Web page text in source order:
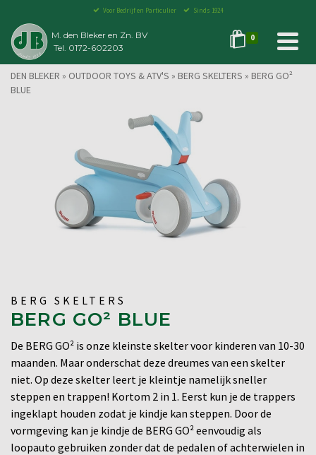
Voor Bedrijf en Particulier Sinds 1924
M. den Bleker en Zn. BV
Tel. 0172-602203
0
DEN BLEKER » OUTDOOR TOYS & ATV'S » BERG SKELTERS » BERG GO²
BLUE
BERG SKELTERS
BERG GO² BLUE
De BERG GO² is onze kleinste skelter voor kinderen van 10-30
maanden. Maar onderschat deze dreumes van een skelter
niet. Op deze skelter leert je kleintje namelijk sneller
steppen en trappen! Kortom 2 in 1. Eerst kun je de trappers
ingeklapt houden zodat je kindje kan steppen. Door de
vormgeving kan je kindje de BERG GO² eenvoudig als
loopauto gebruiken zonder dat de pedalen of achterwielen in